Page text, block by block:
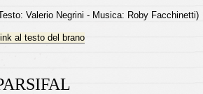
Valerio Negrini - Musica: Roby Facchinetti)
al testo del brano